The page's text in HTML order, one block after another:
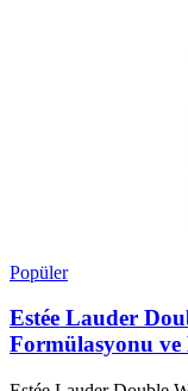
Popüler
Estée Lauder
Formülasyonu ve